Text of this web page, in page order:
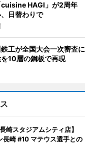
cuisine HAGI」が2周年
日替わりで
工が全国大会一次審査に
10層の鋼板で再現
崎スタジアムシティ店】
長崎 #10 マテウス選手との